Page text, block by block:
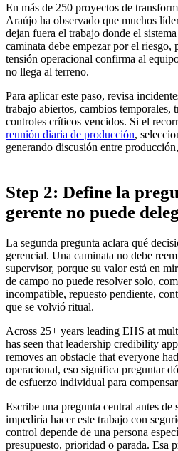
En más de 250 proyectos de
Araújo ha observado que muchos
dejan fuera el trabajo donde el
caminata debe empezar por el riesgo,
tensión operacional confirma al
no llega al terreno.
Para aplicar este paso, revisa
trabajo abiertos, cambios temporales,
controles críticos vencidos. Si el
reunión diaria de producción,
generando discusión entre
Step 2: Define la
gerente no puede
La segunda pregunta aclara qué
gerencial. Una caminata no debe
supervisor, porque su valor está en
de campo no puede resolver solo,
incompatible, repuesto pendiente,
que se volvió ritual.
Across 25+ years leading EHS at
has seen that leadership credibility
removes an obstacle that everyone
operacional, eso significa preguntar
de esfuerzo individual para
Escribe una pregunta central antes
impediría hacer este trabajo con
control depende de una persona
presupuesto, prioridad o parada. Esa